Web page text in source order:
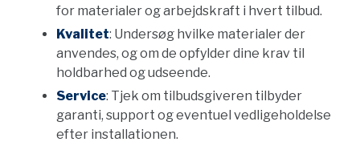
for materialer og arbejdskraft i hvert tilbud.
Kvalitet: Undersøg hvilke materialer der
anvendes, og om de opfylder dine krav til
holdbarhed og udseende.
Service: Tjek om tilbudsgiveren tilbyder
garanti, support og eventuel vedligeholdelse
efter installationen.